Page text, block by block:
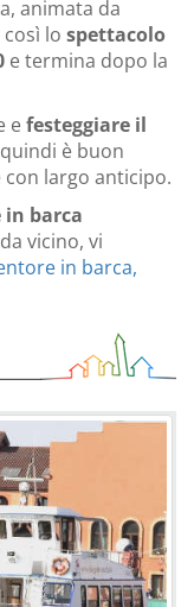
animata da
lo spettacolo
e termina dopo la
efesteggiare il
è buon
largo anticipo.
in barca
vicino, vi
in barca,